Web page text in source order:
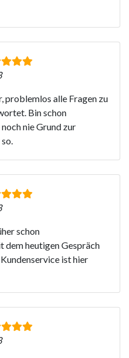
problemlos alle Fragen zu
Bin schon
nie Grund zur
schon
dem heutigen Gespräch
ist hier